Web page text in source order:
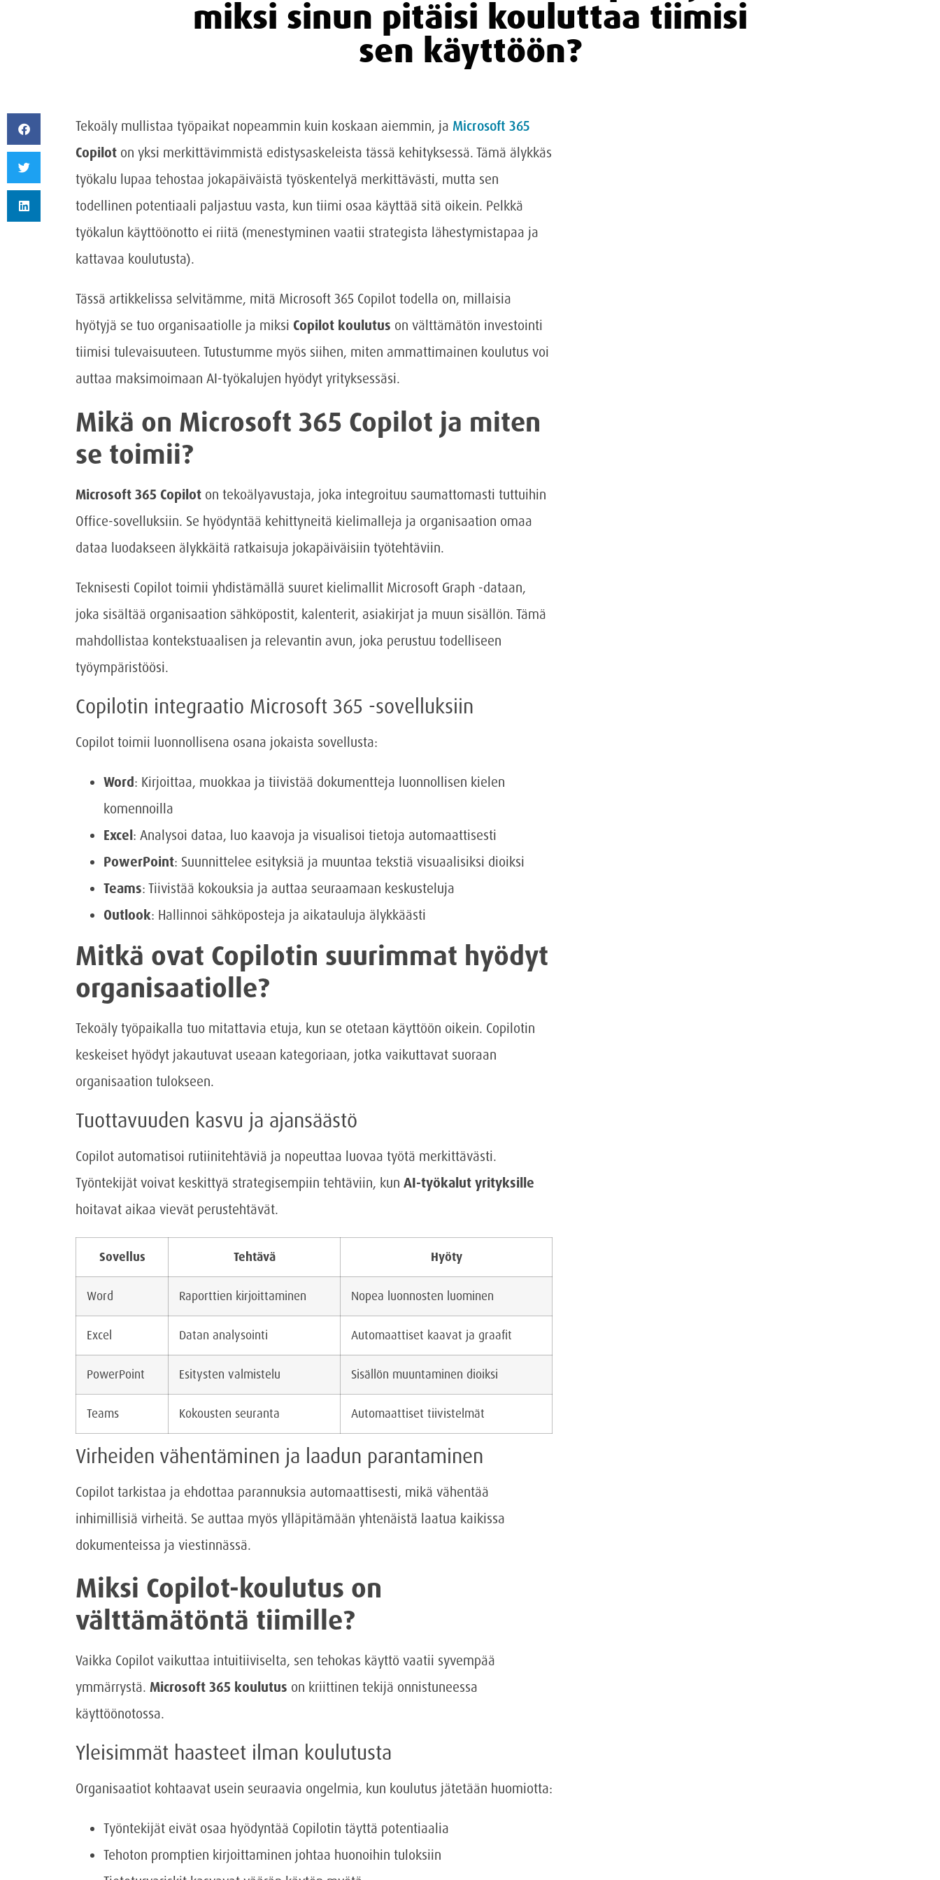
miksi sinun pitäisi kouluttaa tiimisi
sen käyttöön?
Tekoäly mullistaa työpaikat nopeammin kuin koskaan aiemmin, ja Microsoft 365
Copilot on yksi merkittävimmistä edistysaskeleista tässä kehityksessä. Tämä älykkäs
työkalu lupaa tehostaa jokapäiväistä työskentelyä merkittävästi, mutta sen
todellinen potentiaali paljastuu vasta, kun tiimi osaa käyttää sitä oikein. Pelkkä
työkalun käyttöönotto ei riitä (menestyminen vaatii strategista lähestymistapaa ja
kattavaa koulutusta).
Tässä artikkelissa selvitämme, mitä Microsoft 365 Copilot todella on, millaisia
hyötyjä se tuo organisaatiolle ja miksi Copilot koulutus on välttämätön investointi
tiimisi tulevaisuuteen. Tutustumme myös siihen, miten ammattimainen koulutus voi
auttaa maksimoimaan AI-työkalujen hyödyt yrityksessäsi.
Mikä on Microsoft 365 Copilot ja miten
se toimii?
Microsoft 365 Copilot on tekoälyavustaja, joka integroituu saumattomasti tuttuihin
Office-sovelluksiin. Se hyödyntää kehittyneitä kielimalleja ja organisaation omaa
dataa luodakseen älykkäitä ratkaisuja jokapäiväisiin työtehtäviin.
Teknisesti Copilot toimii yhdistämällä suuret kielimallit Microsoft Graph -dataan,
joka sisältää organisaation sähköpostit, kalenterit, asiakirjat ja muun sisällön. Tämä
mahdollistaa kontekstuaalisen ja relevantin avun, joka perustuu todelliseen
työympäristöösi.
Copilotin integraatio Microsoft 365 -sovelluksiin
Copilot toimii luonnollisena osana jokaista sovellusta:
Word: Kirjoittaa, muokkaa ja tiivistää dokumentteja luonnollisen kielen
komennoilla
Excel: Analysoi dataa, luo kaavoja ja visualisoi tietoja automaattisesti
PowerPoint: Suunnittelee esityksiä ja muuntaa tekstiä visuaalisiksi dioiksi
Teams: Tiivistää kokouksia ja auttaa seuraamaan keskusteluja
Outlook: Hallinnoi sähköposteja ja aikatauluja älykkäästi
Mitkä ovat Copilotin suurimmat hyödyt
organisaatiolle?
Tekoäly työpaikalla tuo mitattavia etuja, kun se otetaan käyttöön oikein. Copilotin
keskeiset hyödyt jakautuvat useaan kategoriaan, jotka vaikuttavat suoraan
organisaation tulokseen.
Tuottavuuden kasvu ja ajansäästö
Copilot automatisoi rutiinitehtäviä ja nopeuttaa luovaa työtä merkittävästi.
Työntekijät voivat keskittyä strategisempiin tehtäviin, kun AI-työkalut yrityksille
hoitavat aikaa vievät perustehtävät.
Sovellus Tehtävä Hyöty
Word Raporttien kirjoittaminen Nopea luonnosten luominen
Excel Datan analysointi Automaattiset kaavat ja graafit
PowerPoint Esitysten valmistelu Sisällön muuntaminen dioiksi
Teams Kokousten seuranta Automaattiset tiivistelmät
Virheiden vähentäminen ja laadun parantaminen
Copilot tarkistaa ja ehdottaa parannuksia automaattisesti, mikä vähentää
inhimillisiä virheitä. Se auttaa myös ylläpitämään yhtenäistä laatua kaikissa
dokumenteissa ja viestinnässä.
Miksi Copilot-koulutus on
välttämätöntä tiimille?
Vaikka Copilot vaikuttaa intuitiiviselta, sen tehokas käyttö vaatii syvempää
ymmärrystä. Microsoft 365 koulutus on kriittinen tekijä onnistuneessa
käyttöönotossa.
Yleisimmät haasteet ilman koulutusta
Organisaatiot kohtaavat usein seuraavia ongelmia, kun koulutus jätetään huomiotta:
Työntekijät eivät osaa hyödyntää Copilotin täyttä potentiaalia
Tehoton promptien kirjoittaminen johtaa huonoihin tuloksiin